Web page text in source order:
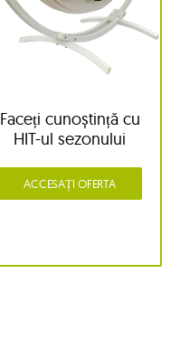
Faceți cunoștință cu
HIT-ul sezonului
ACCESAȚI OFERTA